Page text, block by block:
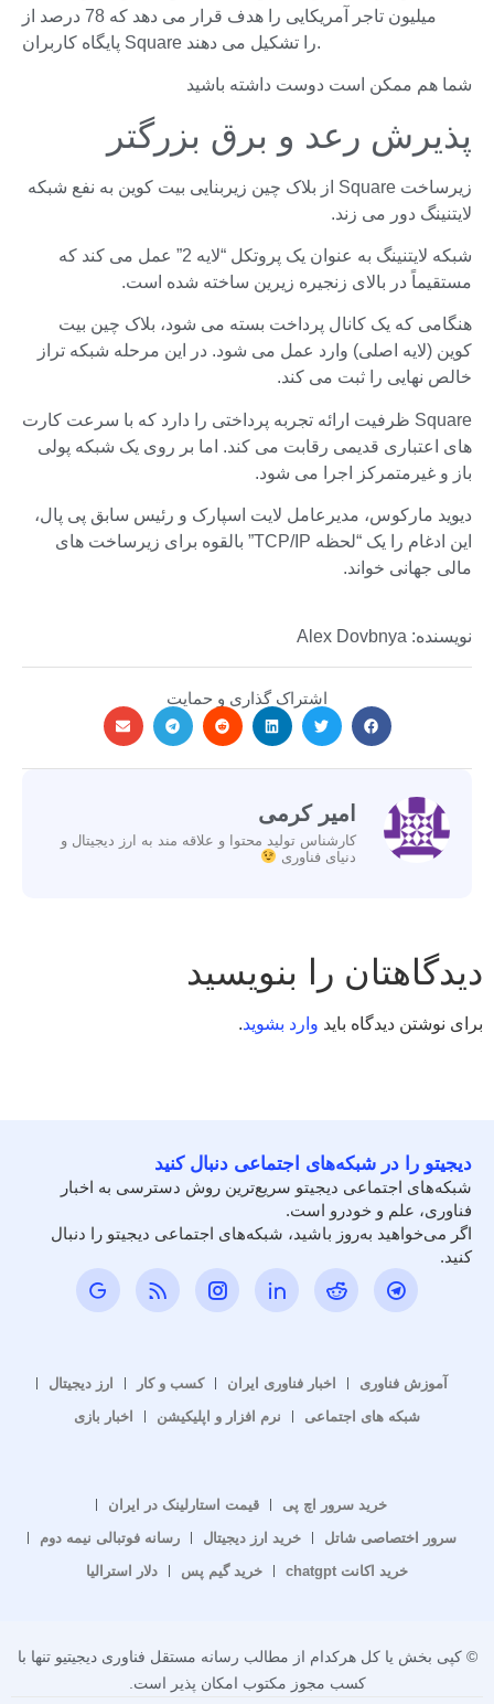
میلیون تاجر آمریکایی را هدف قرار می دهد که 78 درصد از
پایگاه کاربران Square را تشکیل می دهند.
شما هم ممکن است دوست داشته باشید
پذیرش رعد و برق بزرگتر
زیرساخت Square از بلاک چین زیربنایی بیت کوین به نفع شبکه
لایتنینگ دور می زند.
شبکه لایتنینگ به عنوان یک پروتکل “لایه 2” عمل می کند که
مستقیماً در بالای زنجیره زیرین ساخته شده است.
هنگامی که یک کانال پرداخت بسته می شود، بلاک چین بیت
کوین (لایه اصلی) وارد عمل می شود. در این مرحله شبکه تراز
خالص نهایی را ثبت می کند.
Square ظرفیت ارائه تجربه پرداختی را دارد که با سرعت کارت
های اعتباری قدیمی رقابت می کند. اما بر روی یک شبکه پولی
باز و غیرمتمرکز اجرا می شود.
دیوید مارکوس، مدیرعامل لایت اسپارک و رئیس سابق پی پال،
این ادغام را یک “لحظه TCP/IP” بالقوه برای زیرساخت های
مالی جهانی خواند.
نویسنده: Alex Dovbnya
اشتراک گذاری و حمایت
امیر کرمی
کارشناس تولید محتوا و علاقه مند به ارز دیجیتال و
دنیای فناوری
دیدگاهتان را بنویسید
برای نوشتن دیدگاه باید وارد بشوید.
دیجیتو را در شبکه‌های اجتماعی دنبال کنید
شبکه‌های اجتماعی دیجیتو سریع‌ترین روش دسترسی به اخبار
فناوری، علم و خودرو است.
اگر می‌خواهید به‌روز باشید، شبکه‌های اجتماعی دیجیتو را دنبال
کنید.
آموزش فناوری اخبار فناوری ایران کسب و کار
ارز دیجیتال
شبکه های اجتماعی
نرم افزار و اپلیکیشن اخبار بازی
خرید سرور اچ پی
قیمت استارلینک در ایران
سرور اختصاصی شاتل
خرید ارز دیجیتال
رسانه فوتبالی نیمه دوم
خرید اکانت chatgpt
خرید گیم پس دلار استرالیا
© کپی بخش یا کل هرکدام از مطالب رسانه مستقل فناوری دیجیتیو تنها با
کسب مجوز مکتوب امکان پذیر است.